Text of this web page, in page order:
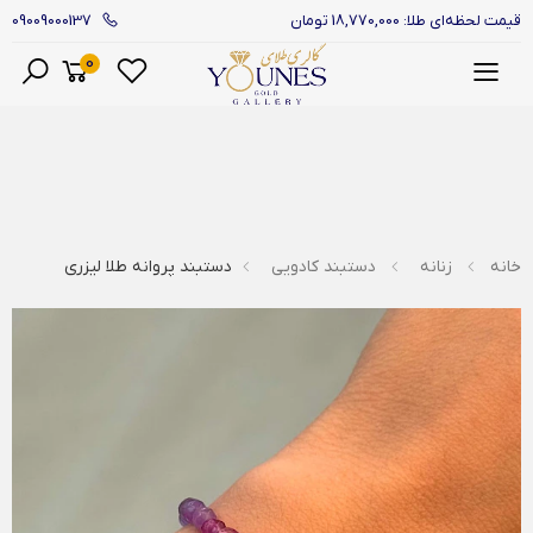
قیمت لحظه‌ای طلا: 18,770,000 تومان 09009000137
0
خانه زنانه دستبند کادویی دستبند پروانه طلا لیزری